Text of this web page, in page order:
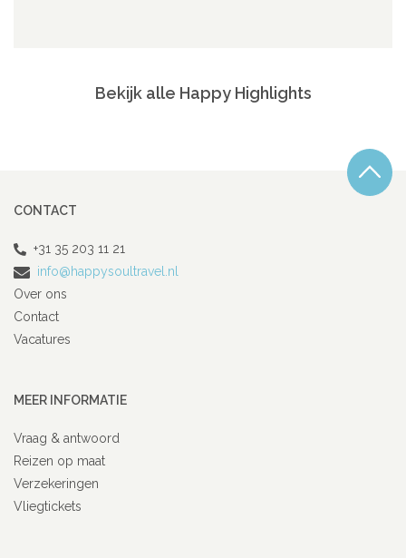
Bekijk alle Happy Highlights
CONTACT
+31 35 203 11 21
info@happysoultravel.nl
Over ons
Contact
Vacatures
MEER INFORMATIE
Vraag & antwoord
Reizen op maat
Verzekeringen
Vliegtickets